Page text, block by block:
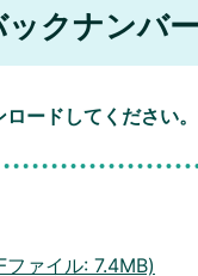
クナンバー
ードしてください。
ァイル: 7.4MB)